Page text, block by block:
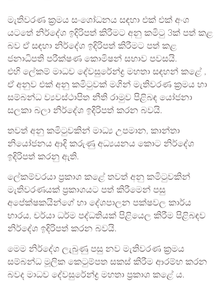
මැතිවරණ ක්‍රමය සංශෝධනය සඳහා එක් එක් අංශ
යටතේ නිර්දේශ ඉදිරිපත් කිරීමට අනු කමිටු 3ක් පත් කළ
බව ඒ සඳහා නිර්දේශ ඉදිරිපත් කිරීමට පත් කළ
ජනාධිපති පරීක්ෂණ කොමිෂන් සභාව පවසයි.
එහි ලේකම් මාධව ‍දේවසුරේන්ද්‍ර මහතා සඳහන් කළේ ,
ඒ අනුව එක් අනු කමිටුවක් මගින් මැතිවරණ ක්‍රමය හා
සම්බන්ධ ව්‍යවස්ථාපිත නීති රාමුව පිළිබඳ යෝජනා
සලකා බලා නිර්දේශ ඉදිරිපත් කරන බවයි.
තවත් අනු කමිටුවකින් මාධ්‍ය උපමාන, කාන්තා
නියෝජනය ආදි කරුණු අධ්‍යයනය කොට නිර්දේශ
ඉදිරිපත් කරනු ඇති.
ලේකම්වරයා ප්‍රකාශ කළේ තවත් අනු කමිටුවකින්
මැතිවරණයක් ප්‍රකාශයට පත් කිරීමෙන් පසු
අපේක්ෂකයින්ගේ හා දේශපාලන පක්ෂවල කාර්ය
භාරය, චර්යා ධර්ම පද්ධතියක් පිළියෙල කිරීම පිළිබඳව
නිර්දේශ ඉදිරිපත් කරන බවයි.
මෙම නිර්දේශ ලැබුණු පසු නව මැතිවරණ ක්‍රමය
සම්බන්ධ මූලික කෙටුම්පත සකස් කිරීම ආරම්භ කරන
බවද මාධව දේවසුරේන්ද්‍ර මහතා ප්‍රකාශ කළේ ය.